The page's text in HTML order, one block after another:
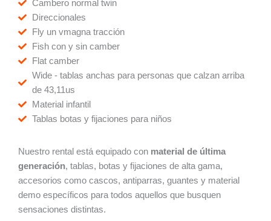
Cambero normal twin
Direccionales
Fly un vmagna tracción
Fish con y sin camber
Flat camber
Wide - tablas anchas para personas que calzan arriba
de 43,11us
Material infantil
Tablas botas y fijaciones para niños
Nuestro rental está equipado con material de última
generación, tablas, botas y fijaciones de alta gama,
accesorios como cascos, antiparras, guantes y material
demo específicos para todos aquellos que busquen
sensaciones distintas.